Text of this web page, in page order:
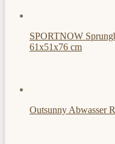
SPORTNOW
61x51x76 cm
Outsunny Abwasser